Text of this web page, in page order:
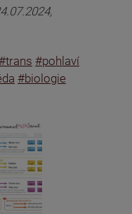
#pohlaví
#biologie